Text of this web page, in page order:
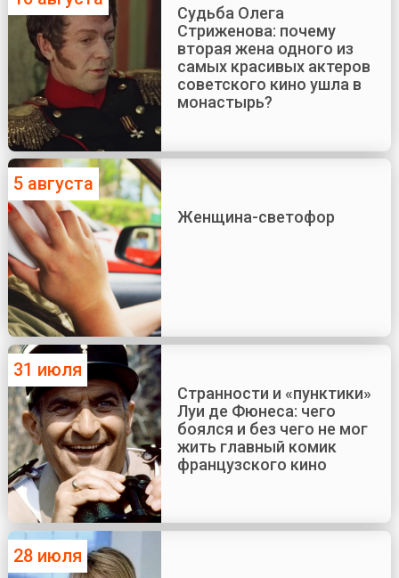
Судьба Олега
Стриженова: почему
вторая жена одного из
самых красивых актеров
советского кино ушла в
монастырь?
5 августа
Женщина-светофор
31 июля
Странности и «пунктики»
Луи де Фюнеса: чего
боялся и без чего не мог
жить главный комик
французского кино
28 июля